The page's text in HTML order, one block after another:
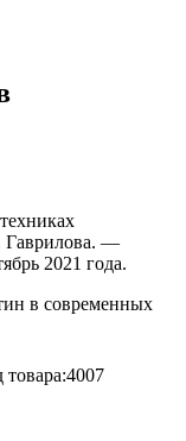
Гаврилова. —
2021 года.
в современных
товара:4007